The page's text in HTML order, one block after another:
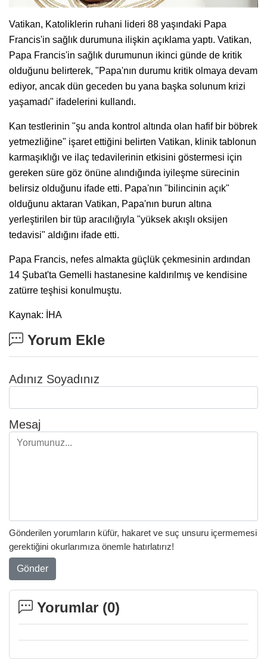
Vatikan, Katoliklerin ruhani lideri 88 yaşındaki Papa
Francis'in sağlık durumuna ilişkin açıklama yaptı. Vatikan,
Papa Francis'in sağlık durumunun ikinci günde de kritik
olduğunu belirterek, "Papa'nın durumu kritik olmaya devam
ediyor, ancak dün geceden bu yana başka solunum krizi
yaşamadı" ifadelerini kullandı.
Kan testlerinin "şu anda kontrol altında olan hafif bir böbrek
yetmezliğine" işaret ettiğini belirten Vatikan, klinik tablonun
karmaşıklığı ve ilaç tedavilerinin etkisini göstermesi için
gereken süre göz önüne alındığında iyileşme sürecinin
belirsiz olduğunu ifade etti. Papa'nın "bilincinin açık"
olduğunu aktaran Vatikan, Papa'nın burun altına
yerleştirilen bir tüp aracılığıyla "yüksek akışlı oksijen
tedavisi" aldığını ifade etti.
Papa Francis, nefes almakta güçlük çekmesinin ardından
14 Şubat'ta Gemelli hastanesine kaldırılmış ve kendisine
zatürre teşhisi konulmuştu.
Kaynak: İHA
Yorum Ekle
Adınız Soyadınız
Mesaj
Gönderilen yorumların küfür, hakaret ve suç unsuru içermemesi
gerektiğini okurlarımıza önemle hatırlatırız!
Gönder
Yorumlar (0)